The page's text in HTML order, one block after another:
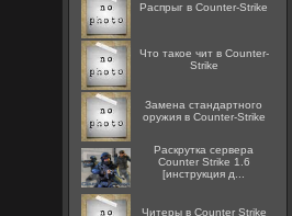
Распрыг в Counter-Strike
Что такое чит в Counter-
Strike
Замена стандартного
оружия в Counter-Strike
Раскрутка сервера
Counter Strike 1.6
[инструкция д...
Читеры в Counter Strike